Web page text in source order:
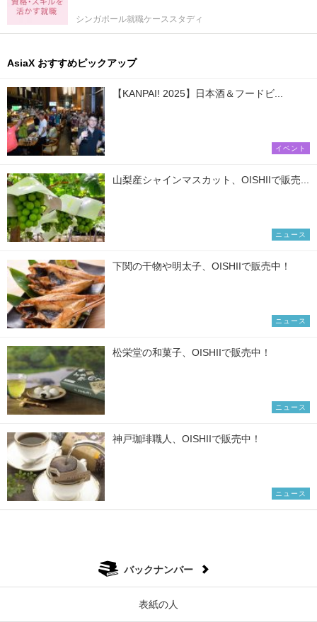
シンガポール就職ケーススタディ
AsiaX おすすめピックアップ
【KANPAI! 2025】日本酒＆フードビ...
イベント
山梨産シャインマスカット、OISHIIで販売...
ニュース
下関の干物や明太子、OISHIIで販売中！
ニュース
松栄堂の和菓子、OISHIIで販売中！
ニュース
神戸珈琲職人、OISHIIで販売中！
ニュース
バックナンバー
表紙の人